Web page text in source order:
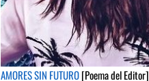
AMORES SIN FUTURO[Poema del Editor]